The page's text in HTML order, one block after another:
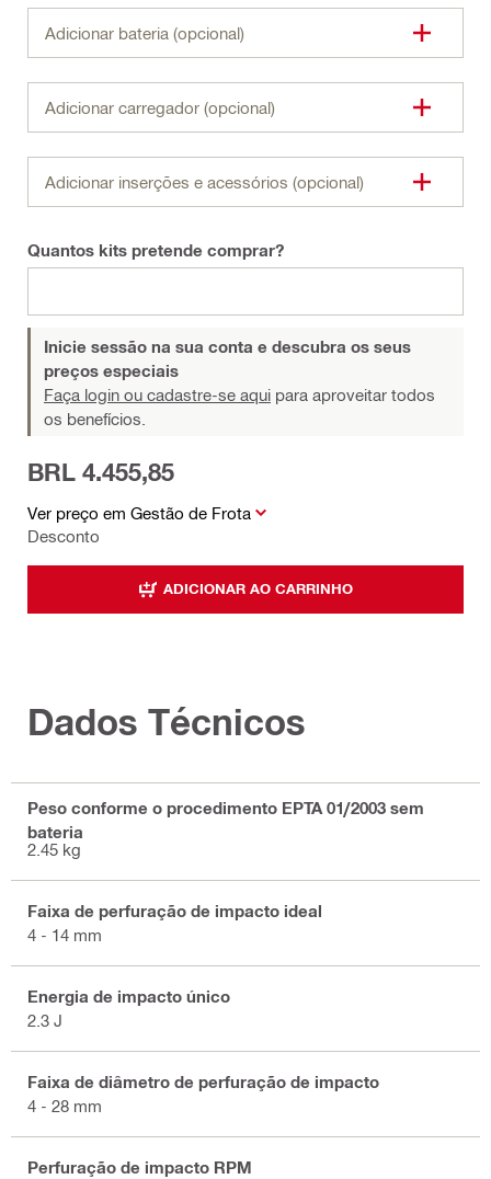
Adicionar bateria (opcional)
Adicionar carregador (opcional)
Adicionar inserções e acessórios (opcional)
Quantos kits pretende comprar?
Inicie sessão na sua conta e descubra os seus
preços especiais
Faça login ou cadastre-se aqui para aproveitar todos
os benefícios.
Ver preço em Gestão de Frota
Desconto
BRL 4.455,85
ADICIONAR AO CARRINHO
Dados Técnicos
Peso conforme o procedimento EPTA 01/2003 sem
bateria
2.45 kg
Faixa de perfuração de impacto ideal
4 - 14 mm
Energia de impacto único
2.3 J
Faixa de diâmetro de perfuração de impacto
4 - 28 mm
Perfuração de impacto RPM